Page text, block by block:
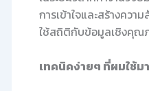
การเข้าใจและสร้างคว
ใช้สถิติกับข้อมูลเชิงคุณ
เทคนิคง่ายๆ ที่ผมใช้